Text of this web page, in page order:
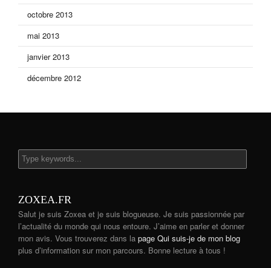
octobre 2013
mai 2013
janvier 2013
décembre 2012
ZOXEA.FR
Salut je suis Zoxea et je suis blogueuse. Je suis passionnée par
l’actualité du monde qui nous entoure. J’aime en parler et donner
mon avis. Vous trouverez dans la page Qui suis-je de mon blog
plus d’information sur mon parcours. Bonne lecture à tous !